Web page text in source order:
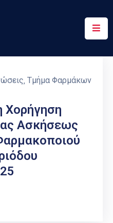
‚ Τμήμα Φαρμάκων
Χορήγηση
Ασκήσεως